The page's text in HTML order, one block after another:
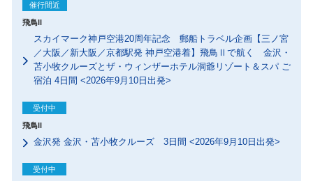
飛鳥II
催行間近
スカイマーク神戸空港20周年記念 郵船トラベル企画【三ノ宮
／大阪／新大阪／京都駅発 神戸空港着】飛鳥Ⅱで航く 金沢・
苫小牧クルーズとザ・ウィンザーホテル洞爺リゾート＆スパ ご
宿泊 4日間 <2026年9月10日出発>
飛鳥II
受付中
金沢発 金沢・苫小牧クルーズ 3日間 <2026年9月10日出発>
受付中